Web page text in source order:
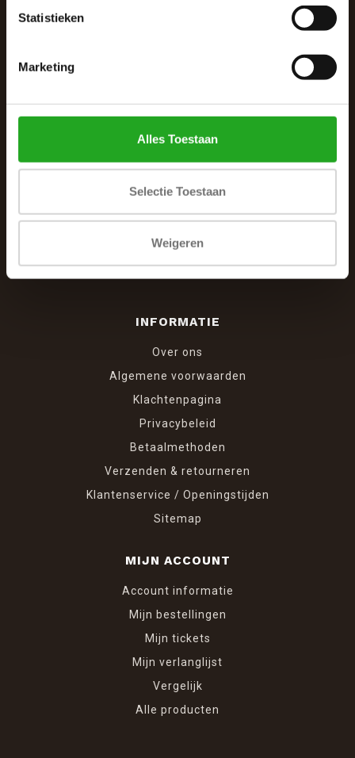
Statistieken
Marketing
Alles Toestaan
Selectie Toestaan
Weigeren
5625 AG Eindhoven
INFORMATIE
Over ons
Algemene voorwaarden
Klachtenpagina
Privacybeleid
Betaalmethoden
Verzenden & retourneren
Klantenservice / Openingstijden
Sitemap
MIJN ACCOUNT
Account informatie
Mijn bestellingen
Mijn tickets
Mijn verlanglijst
Vergelijk
Alle producten